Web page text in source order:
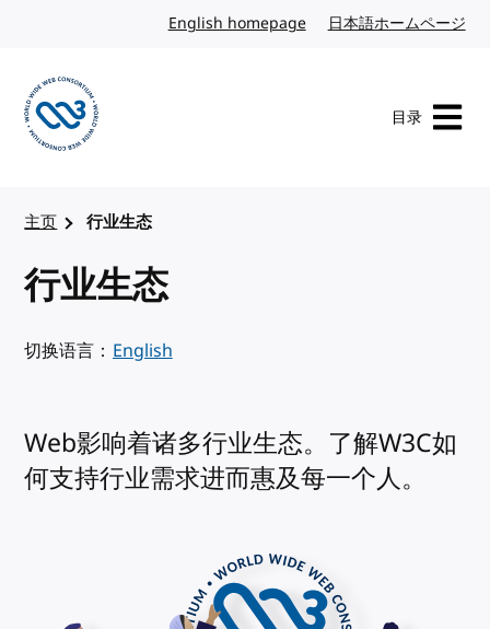
English homepage英文日本語ホームページ
目录
主页 行业生态
行业生态
切换语言： English
Web影响着诸多行业生态。了解W3C如
何支持行业需求进而惠及每一个人。